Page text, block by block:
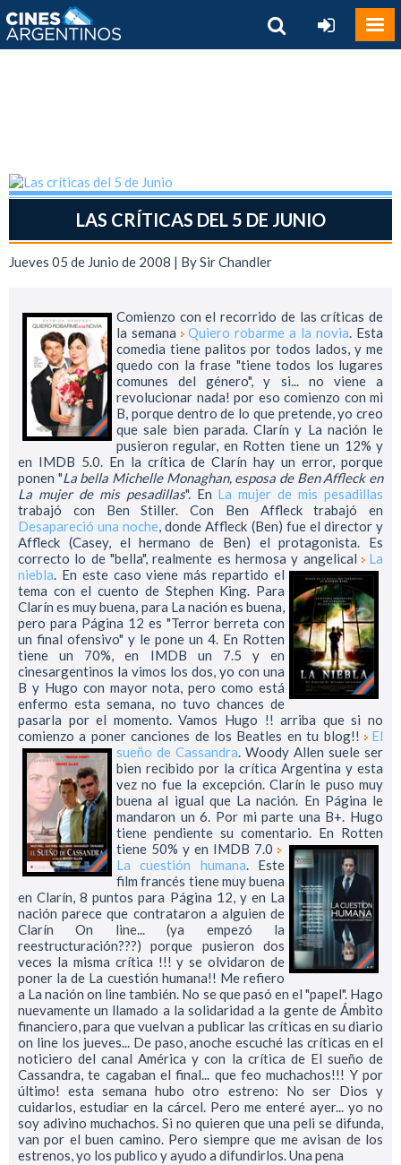
LAS CRÍTICAS DEL 5 DE JUNIO
Jueves 05 de Junio de 2008 | BySir Chandler
Comienzo con el recorrido de las críticas de
la semana
Quiero robarme a la novia. Esta
comedia tiene palitos por todos lados, y me
quedo con la frase "tiene todos los lugares
comunes del género", y si... no viene a
revolucionar nada! por eso comienzo con mi
B, porque dentro de lo que pretende, yo creo
que sale bien parada. Clarín y La nación le
pusieron regular, en Rotten tiene un 12% y
en IMDB 5.0. En la crítica de Clarín hay un error, porque
ponen "La bella Michelle Monaghan, esposa de Ben Affleck en
La mujer de mis pesadillas". En La mujer de mis pesadillas
trabajó con Ben Stiller. Con Ben Affleck trabajó en
Desapareció una noche, donde Affleck (Ben) fue el director y
Affleck (Casey, el hermano de Ben) el protagonista. Es
correcto lo de "bella", realmente es hermosa y angelical
La
niebla. En este caso viene más repartido el
tema con el cuento de Stephen King. Para
Clarín es muy buena, para La nación es buena,
pero para Página 12 es "Terror berreta con
un final ofensivo" y le pone un 4. En Rotten
tiene un 70%, en IMDB un 7.5 y en
cinesargentinos la vimos los dos, yo con una
B y Hugo con mayor nota, pero como está
enfermo esta semana, no tuvo chances de
pasarla por el momento. Vamos Hugo !! arriba que si no
comienzo a poner canciones de los Beatles en tu blog!!
El
sueño de Cassandra. Woody Allen suele ser
bien recibido por la crítica Argentina y esta
vez no fue la excepción. Clarín le puso muy
buena al igual que La nación. En Página le
mandaron un 6. Por mi parte una B+. Hugo
tiene pendiente su comentario. En Rotten
tiene 50% y en IMDB 7.0
La cuestión humana. Este
film francés tiene muy buena
en Clarín, 8 puntos para Página 12, y en La
nación parece que contrataron a alguien de
Clarín On line... (ya empezó la
reestructuración???) porque pusieron dos
veces la misma crítica !!! y se olvidaron de
poner la de La cuestión humana!! Me refiero
a La nación on line también. No se que pasó en el "papel". Hago
nuevamente un llamado a la solidaridad a la gente de Ámbito
financiero, para que vuelvan a publicar las críticas en su diario
on line los jueves... De paso, anoche escuché las críticas en el
noticiero del canal América y con la crítica de El sueño de
Cassandra, te cagaban el final... que feo muchachos!!! Y por
último! esta semana hubo otro estreno: No ser Dios y
cuidarlos, estudiar en la cárcel. Pero me enteré ayer... yo no
soy adivino muchachos. Si no quieren que una peli se difunda,
van por el buen camino. Pero siempre que me avisan de los
estrenos, yo los publico y ayudo a difundirlos. Una pena